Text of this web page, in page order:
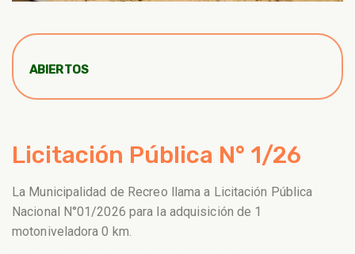
ABIERTOS
Licitación Pública N° 1/26
La Municipalidad de Recreo llama a Licitación Pública
Nacional N°01/2026 para la adquisición de 1
motoniveladora 0 km.